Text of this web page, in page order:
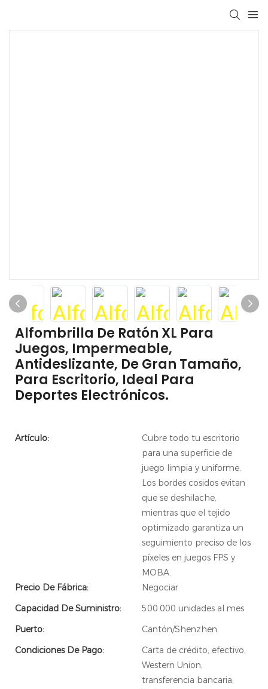
Alfombrilla De Ratón XL Para
Juegos, Impermeable,
Antideslizante, De Gran Tamaño,
Para Escritorio, Ideal Para
Deportes Electrónicos.
Artículo:
Cubre todo tu escritorio
para una superficie de
juego limpia y uniforme.
Los bordes cosidos evitan
que se deshilache,
mientras que el tejido
optimizado garantiza un
seguimiento preciso de los
píxeles en juegos FPS y
MOBA.
Precio De Fábrica:
Negociar
Capacidad De Suministro:
500.000 unidades al mes
Puerto:
Cantón/Shenzhen
Condiciones De Pago:
Carta de crédito, efectivo,
Western Union,
transferencia bancaria,